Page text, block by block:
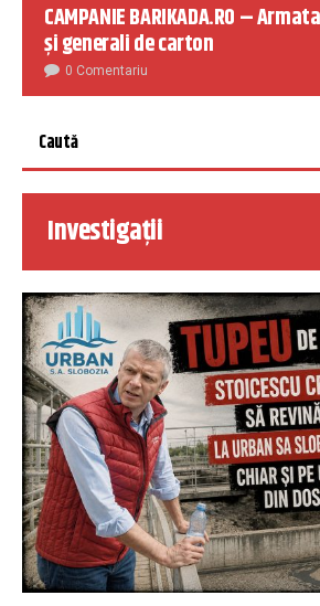
CAMPANIE BARIKADA.RO –
și generali de carton
0 Comentariu
Investigații